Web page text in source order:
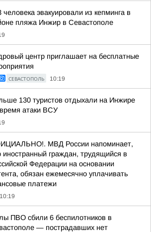
человека эвакуировали из кепминга в
пляжа Инжир в Севастополе
центр приглашает на бесплатные
СЕВАСТОПОЛЬ 10:19
130 туристов отдыхали на Инжире
атаки ВСУ
МВД России напоминает,
иностранный граждан, трудящийся в
Федерации на основании
обязан ежемесячно уплачивать
платежи
10:19
ПВО сбили 6 беспилотников в
— пострадавших нет